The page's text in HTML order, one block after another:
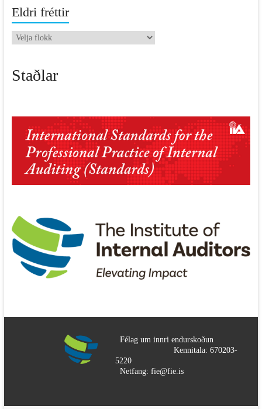
Eldri fréttir
Eldri
Staðlar
Félag um innri endurskoðun
Kennitala: 670203-
5220
Netfang: fie@fie.is